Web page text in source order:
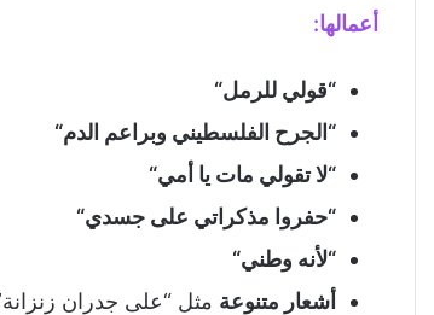
شخصيات المسرحية
أساليب النص المسرحي
أعمالها:
“قولي للرمل“
“الجرح الفلسطيني وبراعم الدم“
“لا تقولي مات يا أمي“
“حفروا مذكراتي على جسدي“
“لأنه وطني“
أشعار متنوعة مثل “على جدران